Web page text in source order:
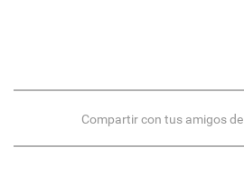
Compartir con tus amigos de